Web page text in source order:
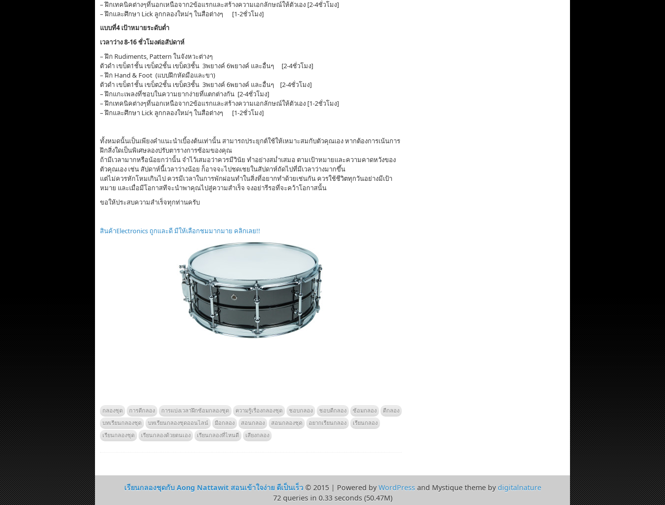
– ฝึกเทคนิคต่างๆที่นอกเหนือจาก2ข้อแรกและสร้างความเอกลักษณ์ให้ตัวเอง [2-4ชั่วโมง]
– ฝึกและศึกษา Lick ลูกกลองใหม่ๆ ในสือต่างๆ [1-2ชั่วโมง]
แบบที่4 เป้าหมายระดับต่ำ
เวลาว่าง 8-16 ชั่วโมงต่อสัปดาห์
– ฝึก Rudiments, Pattern ในจังหวะต่างๆ
ตัวดำ เขบ็ต1ชั้น เขบ็ต2ชั้น เขบ็ต3ชั้น 3พยางค์ 6พยางค์ และอื่นๆ [2-4ชั่วโมง]
– ฝึก Hand & Foot (แบบฝึกหัดมือและขา)
ตัวดำ เขบ็ต1ชั้น เขบ็ต2ชั้น เขบ็ต3ชั้น 3พยางค์ 6พยางค์ และอื่นๆ [2-4ชั่วโมง]
– ฝึกแกะเพลงที่ชอบในความยากง่ายที่แตกต่างกัน [2-4ชั่วโมง]
– ฝึกเทคนิคต่างๆที่นอกเหนือจาก2ข้อแรกและสร้างความเอกลักษณ์ให้ตัวเอง [1-2ชั่วโมง]
– ฝึกและศึกษา Lick ลูกกลองใหม่ๆ ในสือต่างๆ [1-2ชั่วโมง]
ทั้งหมดนั้นเป็นเพียงคำแนะนำเบิ้องต้นเท่านั้น สามารถประยุกต์ใช้ให้เหมาะสมกับตัวคุณเอง หากต้องการเน้นการ
ฝึกสิ่งใดเป็นพิเศษลองปรับตารางการซ้อมของคุณ
ถ้ามีเวลามากหรือน้อยกว่านั้น จำไว้เสมอว่าควรมีวินัย ทำอย่างสม่ำเสมอ ตามเป้าหมายและความคาดหวังของ
ตัวคุณเอง เช่น สัปดาห์นี้เวลาว่างน้อย ก็อาจจะไปชดเชยในสัปดาห์ถัดไปที่มีเวลาว่างมากขึ้น
แต่ไม่ควรหักโหมเกินไป ควรมีเวลาในการพักผ่อนทำในสิ่งที่อยากทำด้วยเช่นกัน ควรใช้ชีวิตทุกวันอย่างมีเป้า
หมาย และเมื่อมีโอกาสทีจะนำพาคุณไปสู่ความสำเร็จ จงอย่ารีรอที่จะคว้าโอกาสนั้น
ขอให้ประสบความสำเร็จทุกท่านครับ
สินค้าElectronics ถูกและดี มีให้เลือกชมมากมาย คลิกเลย!!
กลองชุด การตีกลอง การแบ่งเวลาฝึกซ้อมกลองชุด ความรู้เรื่องกลองชุด ชอบกลอง ชอบตีกลอง ซ้อมกลอง
ตีกลอง
บทเรียนกลองชุด
บทเรียนกลองชุดออนไลน์ มือกลอง สอนกลอง สอนกลองชุด อยากเรียนกลอง
เรียนกลอง
เรียนกลองชุด
เรียนกลองด้วยตนเอง เรียนกลองที่ไหนดี เสียงกลอง
เรียนกลองชุดกับ Aong Nattawit สอนเข้าใจง่าย ตีเป็นเร็ว© 2015 | Powered byWordPressand Mystique theme bydigitalnature
72 queries in 0.33 seconds (50.47M)